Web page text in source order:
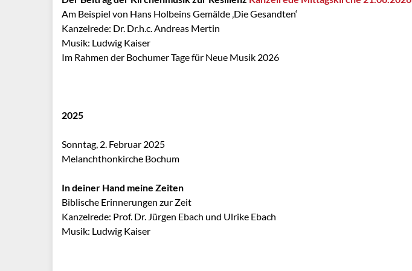
Am Beispiel von Hans Holbeins Gemälde ‚Die Gesandten‘
Kanzelrede: Dr. Dr.h.c. Andreas Mertin
Musik: Ludwig Kaiser
Im Rahmen der Bochumer Tage für Neue Musik 2026
2025
Sonntag, 2. Februar 2025
Melanchthonkirche Bochum
In deiner Hand meine Zeiten
Biblische Erinnerungen zur Zeit
Kanzelrede: Prof. Dr. Jürgen Ebach und Ulrike Ebach
Musik: Ludwig Kaiser